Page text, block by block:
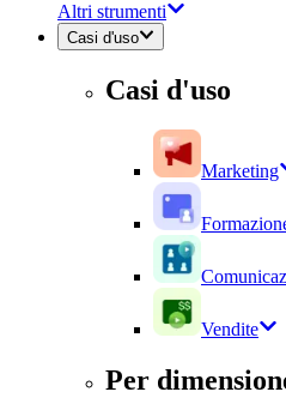
Altri strumenti
Casi d'uso
Casi d'uso
Marketing
Vendite
Per